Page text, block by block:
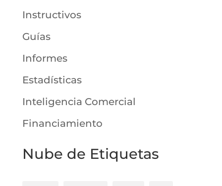
Instructivos
Guías
Informes
Estadísticas
Inteligencia Comercial
Financiamiento
Nube de Etiquetas